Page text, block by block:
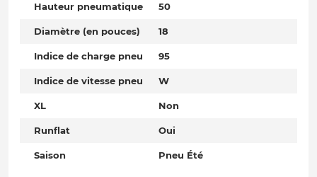
Hauteur pneumatique 50
Diamètre (en pouces) 18
Indice de charge pneu 95
Indice de vitesse pneu W
XL Non
Runflat Oui
Saison Pneu Été